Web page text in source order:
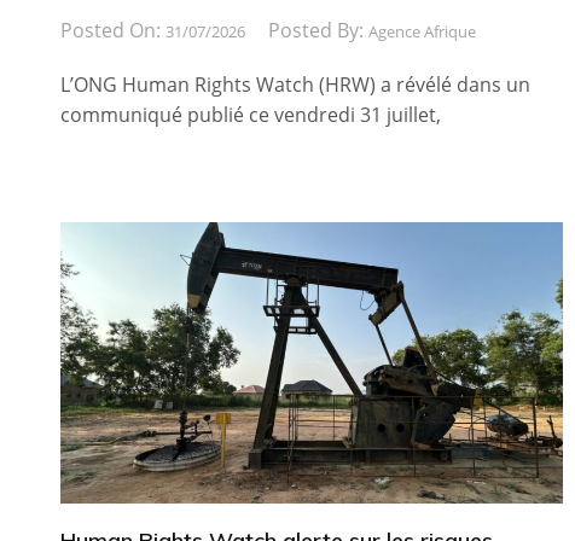
Posted On: 31/07/2026 Posted By: Agence Afrique
L’ONG Human Rights Watch (HRW) a révélé dans un
communiqué publié ce vendredi 31 juillet,